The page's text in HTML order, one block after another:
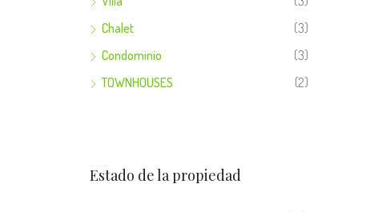
Chalet
(3)
Condominio
(3)
TOWNHOUSES
(2)
Estado de la propiedad